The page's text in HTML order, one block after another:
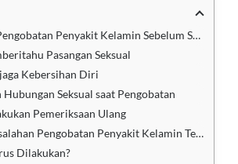
Penyakit Kelamin Sebelum Selesai
Pasangan Seksual
Kebersihan Diri
Seksual saat Pengobatan
Pemeriksaan Ulang
Pengobatan Penyakit Kelamin Tersebut Fatal?
Dilakukan?